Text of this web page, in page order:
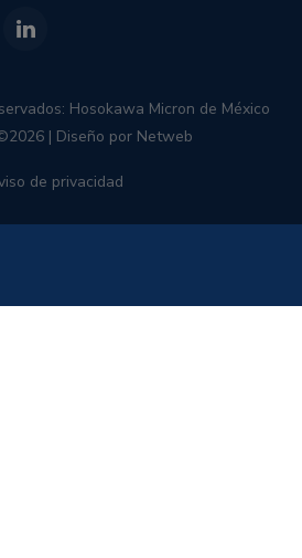
Hosokawa Micron de México
2026 | Diseño por Netweb
de privacidad